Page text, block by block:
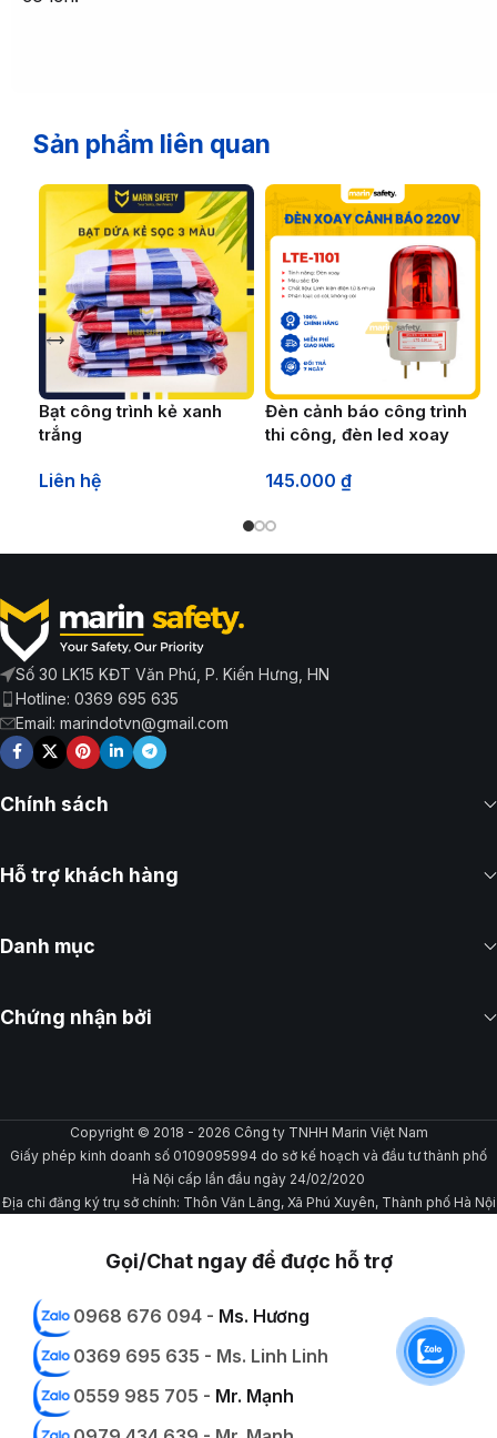
Sản phẩm liên quan
Bạt công trình kẻ xanh
trắng
Liên hệ
Đèn cảnh báo công trình
thi công, đèn led xoay
sử dụng điện 220V
145.000 ₫
Số 30 LK15 KĐT Văn Phú, P. Kiến Hưng, HN
Hotline: 0369 695 635
Email: marindotvn@gmail.com
Chính sách
Hỗ trợ khách hàng
Danh mục
Chứng nhận bởi
Copyright © 2018 - 2026 Công ty TNHH Marin Việt Nam
Giấy phép kinh doanh số 0109095994 do sở kế hoạch và đầu tư thành phố
Hà Nội cấp lần đầu ngày 24/02/2020
Địa chỉ đăng ký trụ sở chính: Thôn Văn Lãng, Xã Phú Xuyên, Thành phố Hà Nội
Gọi/Chat ngay để được hỗ trợ
0968 676 094 - Ms. Hương
0369 695 635 - Ms. Linh Linh
0559 985 705 - Mr. Mạnh